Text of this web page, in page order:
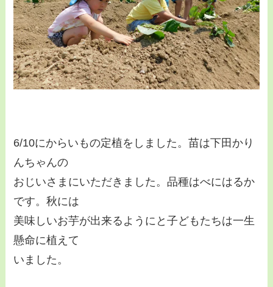
6/10にからいもの定植をしました。苗は下田かり
んちゃんの
おじいさまにいただきました。品種はべにはるか
です。秋には
美味しいお芋が出来るようにと子どもたちは一生
懸命に植えて
いました。